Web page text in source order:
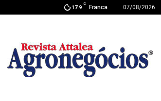
17.9
C
Franca 07/08/2026